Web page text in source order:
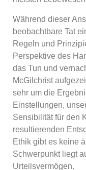
Während dieser
beobachtbare Tat
Regeln und
Perspektive des
das Tun und
McGilchrist
sehr um die
Einstellungen,
Sensibilität für den
resultierenden
Ethik gibt es keine
Schwerpunkt liegt
Urteilsvermögen.